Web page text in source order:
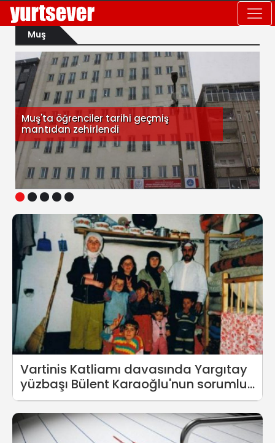
Muş
1 2 3 4 5
Muş'ta öğrenciler tarihi geçmiş
mantıdan zehirlendi
Vartinis Katliamı davasında Yargıtay
yüzbaşı Bülent Karaoğlu'nun sorumlu
olduğuna hükmetti